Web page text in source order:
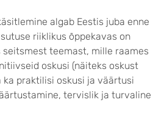
algab Eestis juba enne
riiklikus õppekavas on
seitsmest teemast, mille raames
oskusi (näiteks oskust
ka praktilisi oskusi ja väärtusi
tervislik ja turvaline